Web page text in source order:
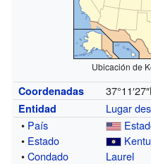
Ubicación de
Coordenadas
Entidad
Lugar
• País
• Estado
•Condado Laurel